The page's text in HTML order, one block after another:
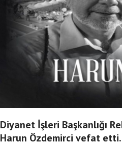
Diyanet İşleri Başkanlığı
Harun Özdemirci vefat etti.